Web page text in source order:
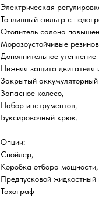
Электрическая
Топливный фильтр с
Отопитель салона
Морозоустойчивые
Дополнительное
Нижняя защита
Закрытый
Запасное колесо,
Набор инструментов,
Буксировочный крюк.
Опции:
Спойлер,
Коробка отбора мощности,
Предпусковой жидкостный
Тахограф